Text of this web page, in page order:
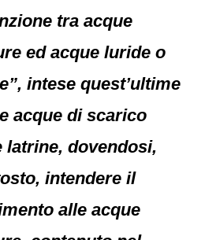
tra acque
ed acque luride o
intese quest’ultime
acque di scarico
latrine, dovendosi,
intendere il
alle acque